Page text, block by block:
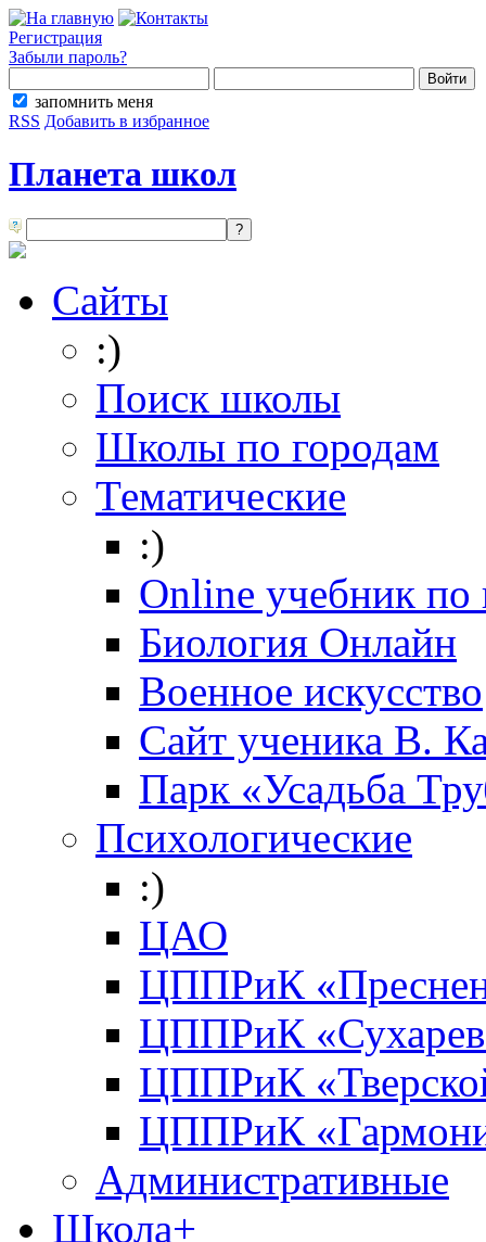
Регистрация
Забыли пароль?
запомнить меня
RSS Добавить в избранное
Планета школ
Сайты
:)
Поиск школы
Школы по городам
Тематические
:)
Online учебник по
Биология Онлайн
Военное искусство
Cайт ученика В.
Парк «Усадьба
Психологические
:)
ЦАО
ЦППРиК
ЦППРиК
ЦППРиК
ЦППРиК
Административные
Школа+